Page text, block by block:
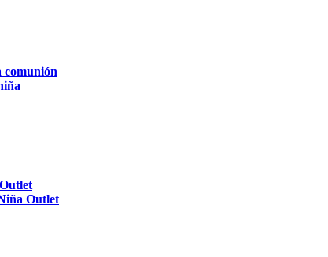
comunión
Outlet